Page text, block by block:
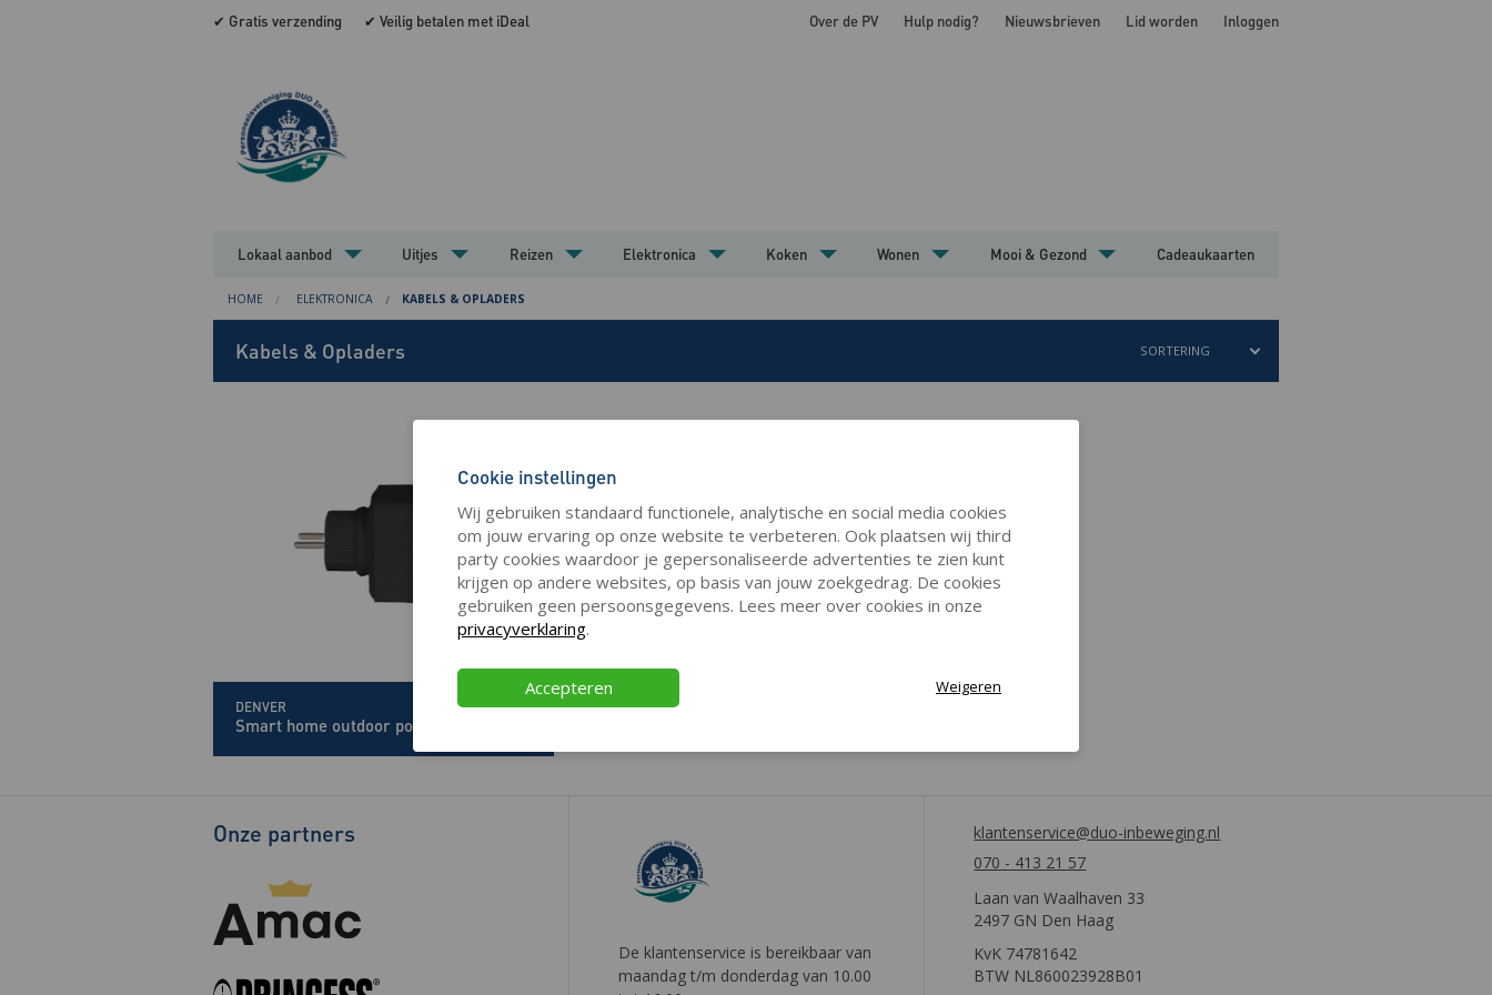
✔ Gratis verzending ✔ Veilig betalen met iDeal Over de PV Hulp nodig? Nieuwsbrieven Lid worden Inloggen
Lokaal aanbod Uitjes Reizen Elektronica Koken Wonen Mooi & Gezond Cadeaukaarten
HOME ELEKTRONICA KABELS & OPLADERS
Kabels & Opladers
DENVER
Smart home outdoor power plug
Onze partners
De klantenservice is bereikbaar van
maandag t/m donderdag van 10.00
klantenservice@duo-inbeweging.nl
070 - 413 21 57
Laan van Waalhaven 33
2497 GN Den Haag
KvK 74781642
BTW NL860023928B01
Cookie instellingen
Wij gebruiken standaard functionele, analytische en social media cookies
om jouw ervaring op onze website te verbeteren. Ook plaatsen wij third
party cookies waardoor je gepersonaliseerde advertenties te zien kunt
krijgen op andere websites, op basis van jouw zoekgedrag. De cookies
gebruiken geen persoonsgegevens. Lees meer over cookies in onze
privacyverklaring.
Accepteren Weigeren